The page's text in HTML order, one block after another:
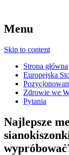
Menu
Skip to content
Strona główna
Europejska
Zdrowie we
Pytania
Najlepsze